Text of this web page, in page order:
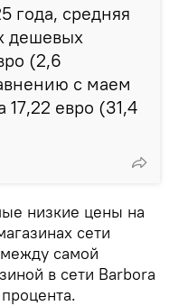
года, средняя
дешевых
(2,6
с маем
17,22 евро (31,4
низкие цены на
сети
самой
в сети Barbora